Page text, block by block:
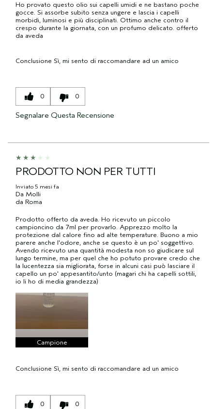
Ho provato questo olio sui capelli umidi e ne bastano poche
gocce. Si assorbe subito senza ungere e lascia i capelli
morbidi, luminosi e più disciplinati. Ottimo anche contro il
crespo durante la giornata, con un profumo delicato. offerto
da aveda
Conclusione Sì, mi sento di raccomandare ad un amico
0 0
Segnalare Questa Recensione
PRODOTTO NON PER TUTTI
Inviato 5 mesi fa
Da Molli
da Roma
Prodotto offerto da aveda. Ho ricevuto un piccolo
campioncino da 7ml per provarlo. Apprezzo molto la
protezione dal calore fino ad alte temperature. Buono a mio
parere anche l'odore, anche se questo è un po' soggettivo.
Avendo ricevuto una quantità modesta non so giudicare sul
lungo termine, ma per quel che ho potuto provare credo che
la lucentezza sia migliorata, forse in alcuni casi può lasciare il
capello un po' appesantito/unto (magari chi ha capelli sottili,
io li ho di media grandezza)
Campione
Conclusione Sì, mi sento di raccomandare ad un amico
0 0